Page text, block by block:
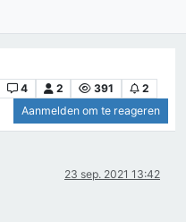
4 2 391
2
Aanmelden om te reageren
23 sep. 2021 13:42